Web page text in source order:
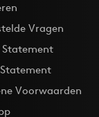
Vragen
Statement
Voorwaarden